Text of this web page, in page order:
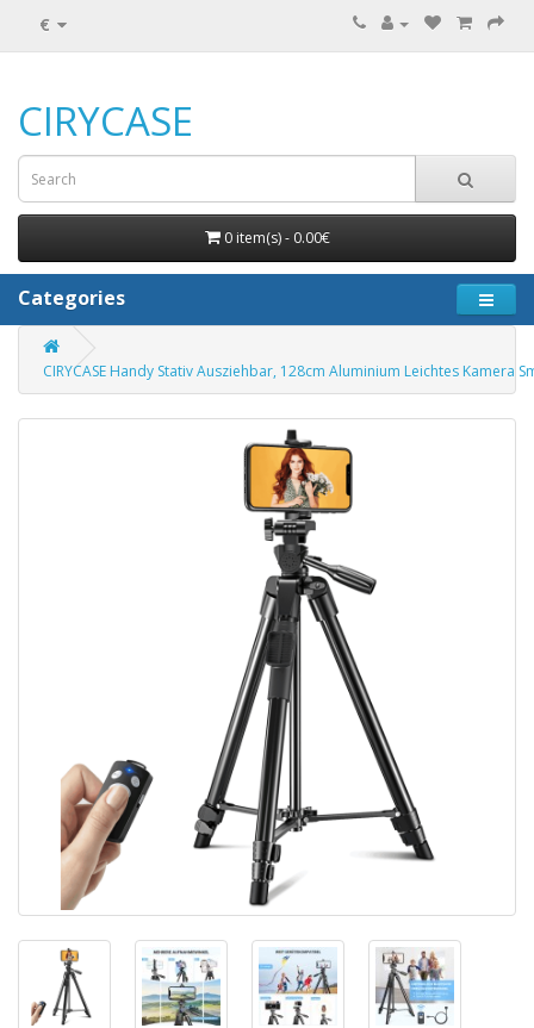
€
CIRYCASE
0 item(s) - 0.00€
Categories
CIRYCASE Handy Stativ Ausziehbar, 128cm Aluminium Leichtes